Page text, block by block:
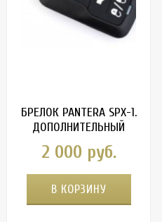
БРЕЛОК PANTERA SPX-1.
ДОПОЛНИТЕЛЬНЫЙ
2 000 руб.
В КОРЗИНУ